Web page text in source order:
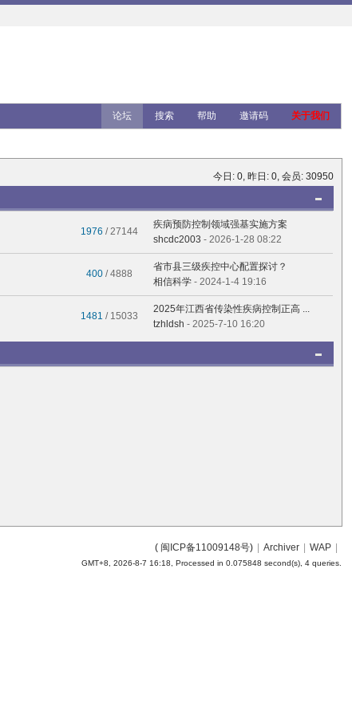
论坛 搜索 帮助 邀请码 关于我们
今日: 0, 昨日: 0, 会员: 30950
1976 / 27144
疾病预防控制领域强基实施方案
shcdc2003 - 2026-1-28 08:22
400 / 4888
省市县三级疾控中心配置探讨？
相信科学 - 2024-1-4 19:16
1481 / 15033
2025年江西省传染性疾病控制正高 ...
tzhldsh - 2025-7-10 16:20
( 闽ICP备11009148号) Archiver WAP
GMT+8, 2026-8-7 16:18, Processed in 0.075848 second(s), 4 queries.